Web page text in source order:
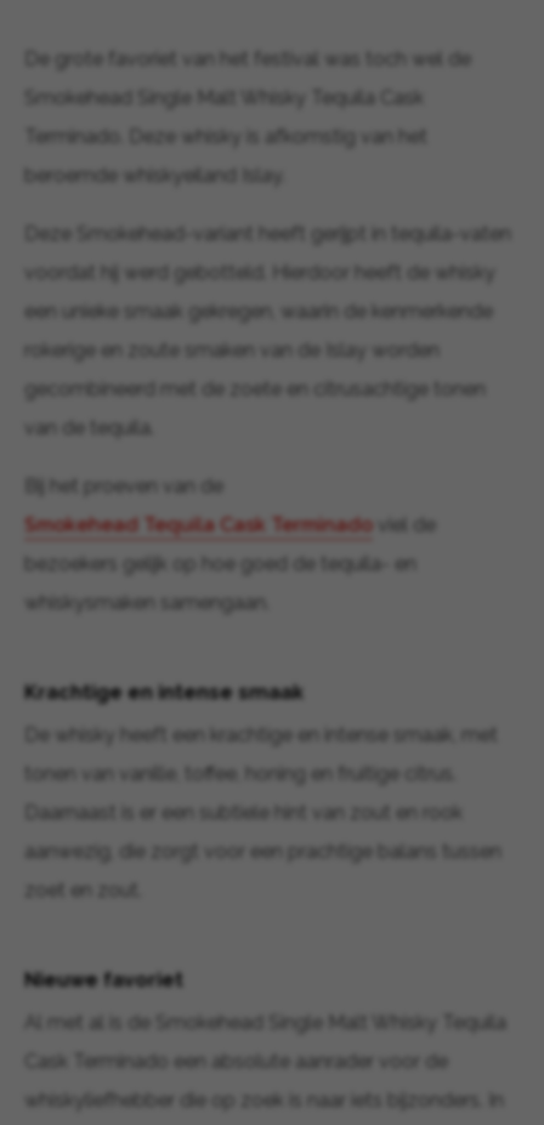
De grote favoriet van het festival was toch wel de
Smokehead Single Malt Whisky Tequila Cask
Terminado. Deze whisky is afkomstig van het
beroemde whiskyeiland Islay.
Deze Smokehead-variant heeft gerijpt in tequila-vaten
voordat hij werd gebotteld. Hierdoor heeft de whisky
een unieke smaak gekregen, waarin de kenmerkende
rokerige en zoute smaken van de Islay worden
gecombineerd met de zoete en citrusachtige tonen
van de tequila.
Bij het proeven van de
Smokehead Tequila Cask Terminado viel de
bezoekers gelijk op hoe goed de tequila- en
whiskysmaken samengaan.
Krachtige en intense smaak
De whisky heeft een krachtige en intense smaak, met
tonen van vanille, toffee, honing en fruitige citrus.
Daarnaast is er een subtiele hint van zout en rook
aanwezig, die zorgt voor een prachtige balans tussen
zoet en zout.
Nieuwe favoriet
Al met al is de Smokehead Single Malt Whisky Tequila
Cask Terminado een absolute aanrader voor de
whiskyliefhebber die op zoek is naar iets bijzonders. In